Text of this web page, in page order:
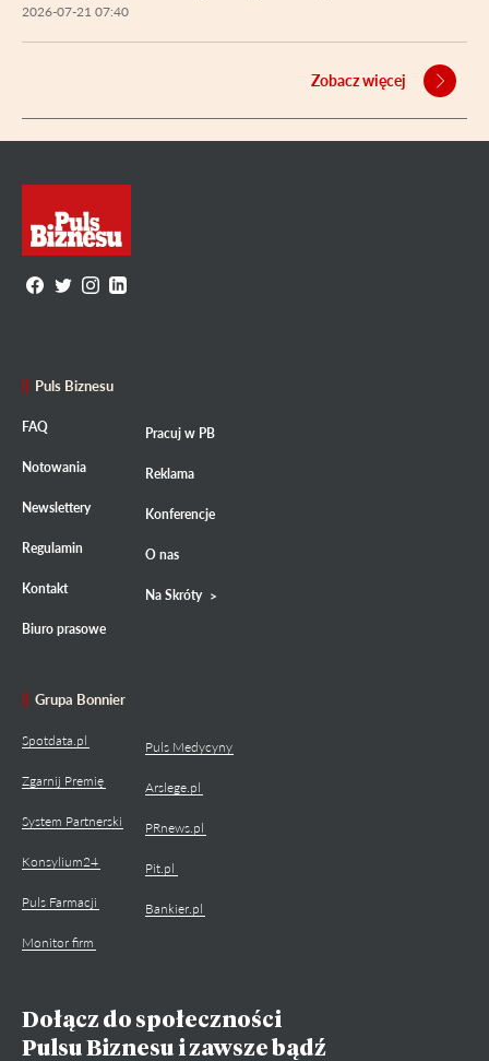
2026-07-21 07:40
Zobacz więcej
Puls Biznesu
FAQ
Notowania
Newslettery
Regulamin
Kontakt
Biuro prasowe
Pracuj w PB
Reklama
Konferencje
O nas
Na Skróty
Grupa Bonnier
Spotdata.pl
Zgarnij Premię
System Partnerski
Konsylium24
Puls Farmacji
Monitor firm
Puls Medycyny
Arslege.pl
PRnews.pl
Pit.pl
Bankier.pl
Dołącz do społeczności
Pulsu Biznesu i zawsze bądź